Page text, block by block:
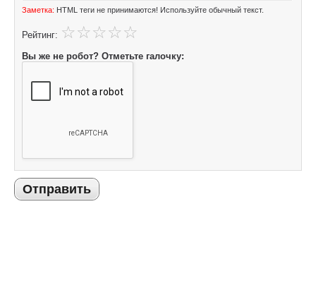
Заметка: HTML теги не принимаются! Используйте обычный текст.
Рейтинг:
Вы же не робот? Отметьте галочку:
Отправить